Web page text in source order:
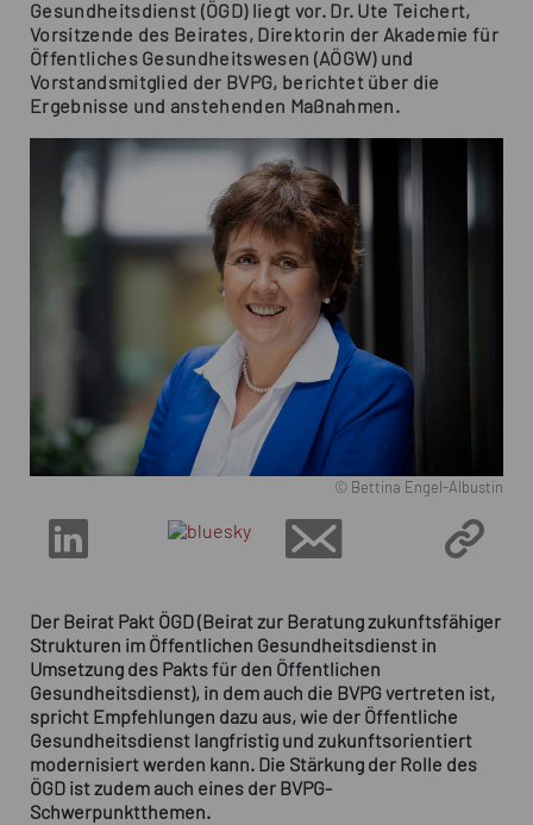
Gesundheitsdienst (ÖGD) liegt vor. Dr. Ute Teichert,
Vorsitzende des Beirates, Direktorin der Akademie für
Öffentliches Gesundheitswesen (AÖGW) und
Vorstandsmitglied der BVPG, berichtet über die
Ergebnisse und anstehenden Maßnahmen.
© Bettina Engel-Albustin
Der Beirat Pakt ÖGD (Beirat zur Beratung zukunftsfähiger
Strukturen im Öffentlichen Gesundheitsdienst in
Umsetzung des Pakts für den Öffentlichen
Gesundheitsdienst), in dem auch die BVPG vertreten ist,
spricht Empfehlungen dazu aus, wie der Öffentliche
Gesundheitsdienst langfristig und zukunftsorientiert
modernisiert werden kann. Die Stärkung der Rolle des
ÖGD ist zudem auch eines der BVPG-
Schwerpunktthemen.